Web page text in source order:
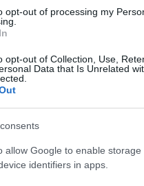
opt-out of processing my
opt-out of Collection, Use,
Data that Is Unrelated
allow Google to enable
identifiers in apps.
fra l’Irlanda
risvegliarsi
Gran Bretagna e
irlandesi e si
di